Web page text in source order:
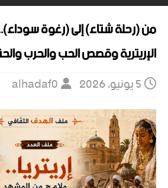
من (رحلة شتاء) إلى (رغوة سوداء)..
الإريترية وقصص الحب والحرب
5 يونيو، 2026 alhadaf0